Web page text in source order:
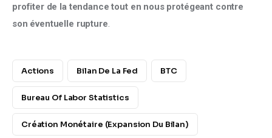
profiter de la tendance tout en nous protégeant contre
son éventuelle rupture
Actions Bilan De La Fed BTC
Bureau Of Labor Statistics
Création Monétaire (expansion Du Bilan)